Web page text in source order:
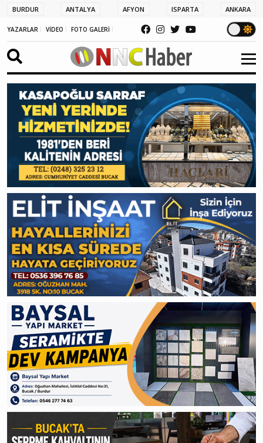
BURDUR ANTALYA AFYON ISPARTA ANKARA
YAZARLAR VİDEO FOTO GALERİ